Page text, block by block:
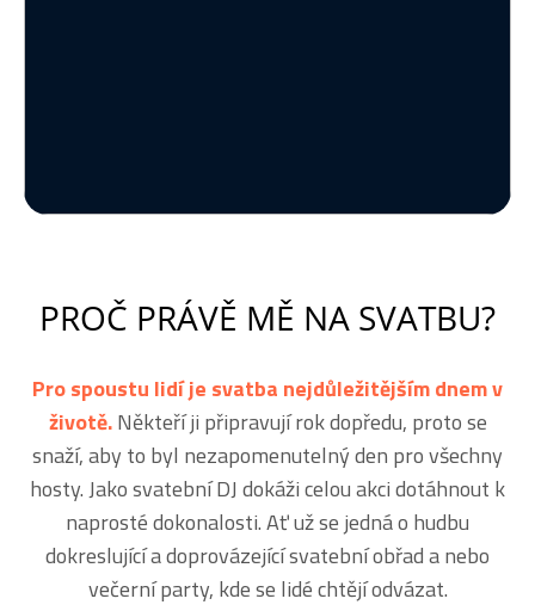
PROČ PRÁVĚ MĚ NA SVATBU?
Pro spoustu lidí je svatba nejdůležitějším dnem v
životě.Někteří ji připravují rok dopředu, proto se
snaží, aby to byl nezapomenutelný den pro všechny
hosty. Jako svatební DJ dokáži celou akci dotáhnout k
naprosté dokonalosti. Ať už se jedná o hudbu
dokreslující a doprovázející svatební obřad a nebo
večerní party, kde se lidé chtějí odvázat.